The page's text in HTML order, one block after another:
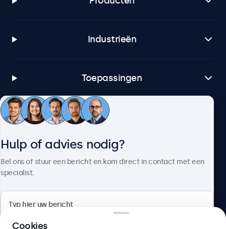
Industrieën
Toepassingen
Klantenservice
Hulp of advies nodig?
Bel ons of stuur een bericht en kom direct in contact met een
specialist.
Cookies